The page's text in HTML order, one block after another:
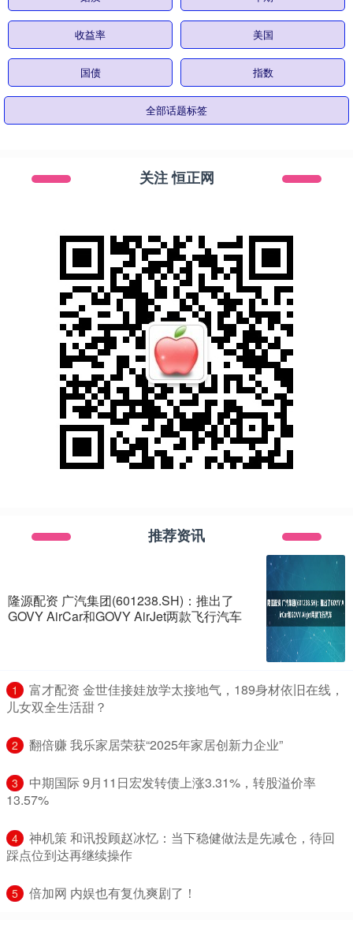
收益率 美国
国债 指数
全部话题标签
关注 恒正网
推荐资讯
隆源配资 广汽集团(601238.SH)：推出了
GOVY AirCar和GOVY AirJet两款飞行汽车
1
​富才配资 金世佳接娃放学太接地气，189身材依旧在线，
儿女双全生活甜？
2 ​翻倍赚 我乐家居荣获“2025年家居创新力企业”
3
​中期国际 9月11日宏发转债上涨3.31%，转股溢价率
13.57%
4
​神机策 和讯投顾赵冰忆：当下稳健做法是先减仓，待回
踩点位到达再继续操作
5 ​倍加网 内娱也有复仇爽剧了！